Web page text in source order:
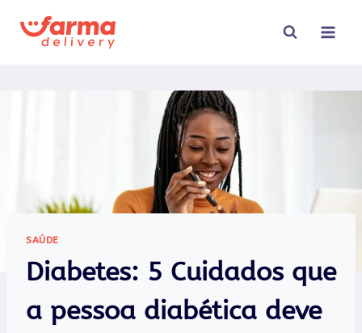
para
SAÚDE
Diabetes: 5 Cuidados que
a pessoa diabética deve